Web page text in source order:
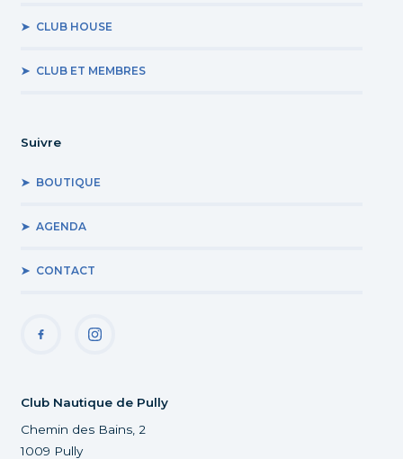
CLUB HOUSE
CLUB ET MEMBRES
Suivre
BOUTIQUE
AGENDA
CONTACT
Club Nautique de Pully
Chemin des Bains, 2
1009 Pully